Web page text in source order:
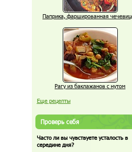
Паприка, фаршированная
Рагу из баклажанов с нутом
Еще рецепты
Проверь себя
Часто ли вы чувствуете усталость в
середине дня?